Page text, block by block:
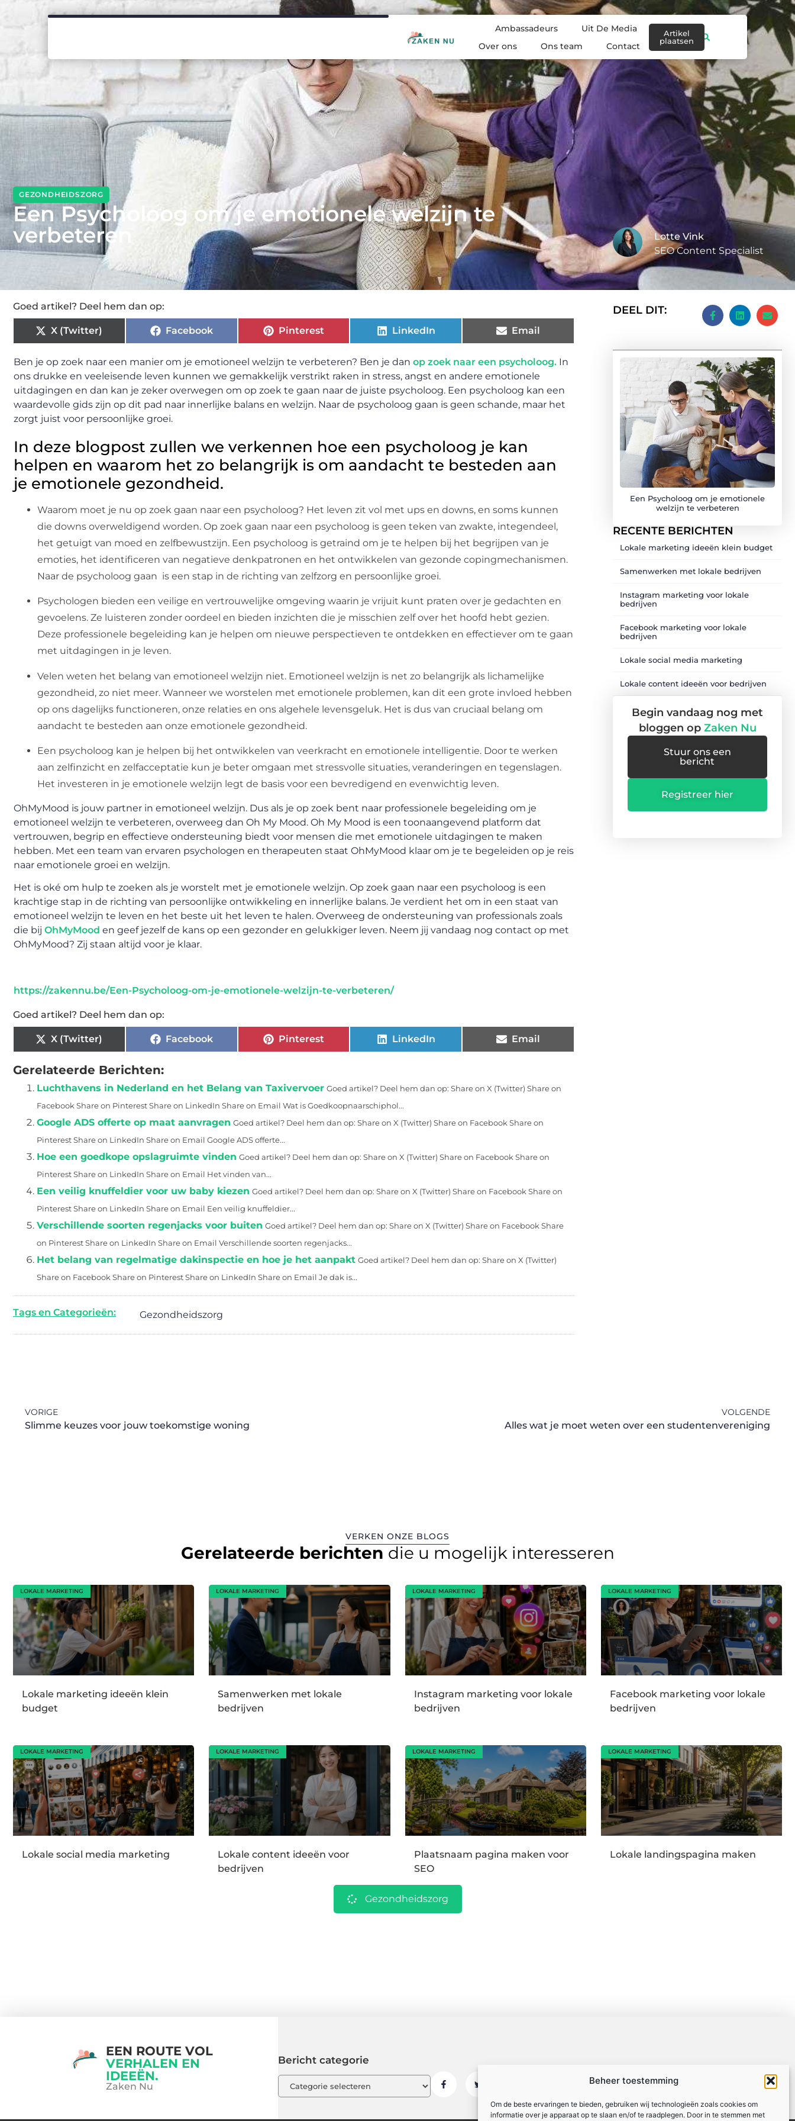
Beheer toestemming
Om de beste ervaringen te bieden, gebruiken wij technologieën zoals cookies om
informatie over je apparaat op te slaan en/of te raadplegen. Door in te stemmen met
Ambassadeurs
Uit De Media
Over ons
Ons team Contact
Artikel
plaatsen
GEZONDHEIDSZORG
Een Psycholoog om je emotionele welzijn te
verbeteren
Lotte Vink
SEO Content Specialist
Goed artikel? Deel hem dan op:
X (Twitter) Facebook Pinterest LinkedIn Email
Ben je op zoek naar een manier om je emotioneel welzijn te verbeteren? Ben je dan op zoek naar een psycholoog. In
ons drukke en veeleisende leven kunnen we gemakkelijk verstrikt raken in stress, angst en andere emotionele
uitdagingen en dan kan je zeker overwegen om op zoek te gaan naar de juiste psycholoog. Een psycholoog kan een
waardevolle gids zijn op dit pad naar innerlijke balans en welzijn. Naar de psycholoog gaan is geen schande, maar het
zorgt juist voor persoonlijke groei.
In deze blogpost zullen we verkennen hoe een psycholoog je kan
helpen en waarom het zo belangrijk is om aandacht te besteden aan
je emotionele gezondheid.
Waarom moet je nu op zoek gaan naar een psycholoog? Het leven zit vol met ups en downs, en soms kunnen
die downs overweldigend worden. Op zoek gaan naar een psycholoog is geen teken van zwakte, integendeel,
het getuigt van moed en zelfbewustzijn. Een psycholoog is getraind om je te helpen bij het begrijpen van je
emoties, het identificeren van negatieve denkpatronen en het ontwikkelen van gezonde copingmechanismen.
Naar de psycholoog gaan is een stap in de richting van zelfzorg en persoonlijke groei.
Psychologen bieden een veilige en vertrouwelijke omgeving waarin je vrijuit kunt praten over je gedachten en
gevoelens. Ze luisteren zonder oordeel en bieden inzichten die je misschien zelf over het hoofd hebt gezien.
Deze professionele begeleiding kan je helpen om nieuwe perspectieven te ontdekken en effectiever om te gaan
met uitdagingen in je leven.
Velen weten het belang van emotioneel welzijn niet. Emotioneel welzijn is net zo belangrijk als lichamelijke
gezondheid, zo niet meer. Wanneer we worstelen met emotionele problemen, kan dit een grote invloed hebben
op ons dagelijks functioneren, onze relaties en ons algehele levensgeluk. Het is dus van cruciaal belang om
aandacht te besteden aan onze emotionele gezondheid.
Een psycholoog kan je helpen bij het ontwikkelen van veerkracht en emotionele intelligentie. Door te werken
aan zelfinzicht en zelfacceptatie kun je beter omgaan met stressvolle situaties, veranderingen en tegenslagen.
Het investeren in je emotionele welzijn legt de basis voor een bevredigend en evenwichtig leven.
OhMyMood is jouw partner in emotioneel welzijn. Dus als je op zoek bent naar professionele begeleiding om je
emotioneel welzijn te verbeteren, overweeg dan Oh My Mood. Oh My Mood is een toonaangevend platform dat
vertrouwen, begrip en effectieve ondersteuning biedt voor mensen die met emotionele uitdagingen te maken
hebben. Met een team van ervaren psychologen en therapeuten staat OhMyMood klaar om je te begeleiden op je reis
naar emotionele groei en welzijn.
Het is oké om hulp te zoeken als je worstelt met je emotionele welzijn. Op zoek gaan naar een psycholoog is een
krachtige stap in de richting van persoonlijke ontwikkeling en innerlijke balans. Je verdient het om in een staat van
emotioneel welzijn te leven en het beste uit het leven te halen. Overweeg de ondersteuning van professionals zoals
die bij OhMyMood en geef jezelf de kans op een gezonder en gelukkiger leven. Neem jij vandaag nog contact op met
OhMyMood? Zij staan altijd voor je klaar.
https://zakennu.be/Een-Psycholoog-om-je-emotionele-welzijn-te-verbeteren/
Goed artikel? Deel hem dan op:
X (Twitter) Facebook Pinterest LinkedIn Email
Gerelateerde Berichten:
Luchthavens in Nederland en het Belang van Taxivervoer Goed artikel? Deel hem dan op: Share on X (Twitter) Share on
Facebook Share on Pinterest Share on LinkedIn Share on Email Wat is Goedkoopnaarschiphol...
Google ADS offerte op maat aanvragen Goed artikel? Deel hem dan op: Share on X (Twitter) Share on Facebook Share on
Pinterest Share on LinkedIn Share on Email Google ADS offerte...
Hoe een goedkope opslagruimte vinden Goed artikel? Deel hem dan op: Share on X (Twitter) Share on Facebook Share on
Pinterest Share on LinkedIn Share on Email Het vinden van...
Een veilig knuffeldier voor uw baby kiezen Goed artikel? Deel hem dan op: Share on X (Twitter) Share on Facebook Share on
Pinterest Share on LinkedIn Share on Email Een veilig knuffeldier...
Verschillende soorten regenjacks voor buiten Goed artikel? Deel hem dan op: Share on X (Twitter) Share on Facebook Share
on Pinterest Share on LinkedIn Share on Email Verschillende soorten regenjacks...
Het belang van regelmatige dakinspectie en hoe je het aanpakt Goed artikel? Deel hem dan op: Share on X (Twitter)
Share on Facebook Share on Pinterest Share on LinkedIn Share on Email Je dak is...
Tags en Categorieën: Gezondheidszorg
DEEL DIT:
Een Psycholoog om je emotionele
welzijn te verbeteren
RECENTE BERICHTEN
Lokale marketing ideeën klein budget
Samenwerken met lokale bedrijven
Instagram marketing voor lokale
bedrijven
Facebook marketing voor lokale
bedrijven
Lokale social media marketing
Lokale content ideeën voor bedrijven
Begin vandaag nog met
bloggen op Zaken Nu
Stuur ons een
bericht
Registreer hier
VORIGE
Slimme keuzes voor jouw toekomstige woning
VOLGENDE
Alles wat je moet weten over een studentenvereniging
VERKEN ONZE BLOGS
Gerelateerde berichten die u mogelijk interesseren
LOKALE MARKETING
Lokale marketing ideeën klein
budget
LOKALE MARKETING
Samenwerken met lokale
bedrijven
LOKALE MARKETING
Instagram marketing voor lokale
bedrijven
LOKALE MARKETING
Facebook marketing voor lokale
bedrijven
LOKALE MARKETING
Lokale social media marketing
LOKALE MARKETING
Lokale content ideeën voor
bedrijven
LOKALE MARKETING
Plaatsnaam pagina maken voor
SEO
LOKALE MARKETING
Lokale landingspagina maken
Gezondheidszorg
EEN ROUTE VOL
VERHALEN EN
IDEEËN.
Zaken Nu
Bericht categorie